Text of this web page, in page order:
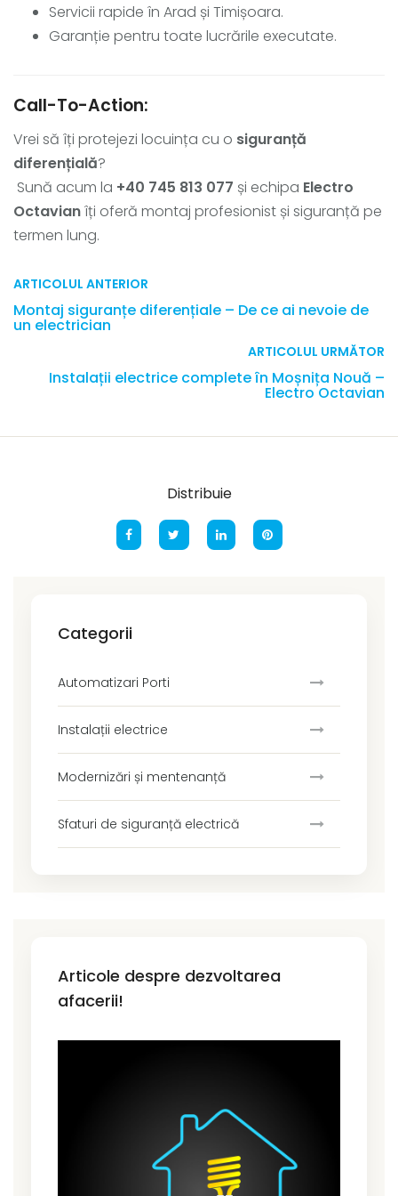
Servicii rapide în Arad și Timișoara.
Garanție pentru toate lucrările executate.
Call-To-Action:
Vrei să îți protejezi locuința cu o siguranță
diferențială?
Sună acum la +40 745 813 077 și echipa Electro
Octavianîți oferă montaj profesionist și siguranță pe
termen lung.
ARTICOLUL ANTERIOR
Montaj siguranțe diferențiale – De ce ai nevoie de
un electrician
ARTICOLUL URMĂTOR
Instalații electrice complete în Moșnița Nouă –
Electro Octavian
Distribuie
Categorii
Automatizari Porti
Instalații electrice
Modernizări și mentenanță
Sfaturi de siguranță electrică
Articole despre dezvoltarea
afacerii!